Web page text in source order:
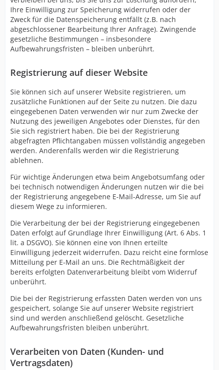
Ihre Einwilligung zur Speicherung widerrufen oder der
Zweck für die Datenspeicherung entfällt (z.B. nach
abgeschlossener Bearbeitung Ihrer Anfrage). Zwingende
gesetzliche Bestimmungen – insbesondere
Aufbewahrungsfristen – bleiben unberührt.
Registrierung auf dieser Website
Sie können sich auf unserer Website registrieren, um
zusätzliche Funktionen auf der Seite zu nutzen. Die dazu
eingegebenen Daten verwenden wir nur zum Zwecke der
Nutzung des jeweiligen Angebotes oder Dienstes, für den
Sie sich registriert haben. Die bei der Registrierung
abgefragten Pflichtangaben müssen vollständig angegeben
werden. Anderenfalls werden wir die Registrierung
ablehnen.
Für wichtige Änderungen etwa beim Angebotsumfang oder
bei technisch notwendigen Änderungen nutzen wir die bei
der Registrierung angegebene E-Mail-Adresse, um Sie auf
diesem Wege zu informieren.
Die Verarbeitung der bei der Registrierung eingegebenen
Daten erfolgt auf Grundlage Ihrer Einwilligung (Art. 6 Abs. 1
lit. a DSGVO). Sie können eine von Ihnen erteilte
Einwilligung jederzeit widerrufen. Dazu reicht eine formlose
Mitteilung per E-Mail an uns. Die Rechtmäßigkeit der
bereits erfolgten Datenverarbeitung bleibt vom Widerruf
unberührt.
Die bei der Registrierung erfassten Daten werden von uns
gespeichert, solange Sie auf unserer Website registriert
sind und werden anschließend gelöscht. Gesetzliche
Aufbewahrungsfristen bleiben unberührt.
Verarbeiten von Daten (Kunden- und
Vertragsdaten)